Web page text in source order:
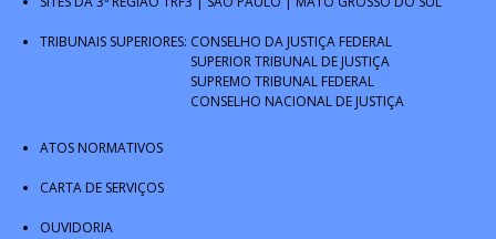
TRIBUNAIS SUPERIORES: CONSELHO DA JUSTIÇA FEDERAL
SUPERIOR TRIBUNAL DE JUSTIÇA
SUPREMO TRIBUNAL FEDERAL
CONSELHO NACIONAL DE JUSTIÇA
ATOS NORMATIVOS
CARTA DE SERVIÇOS
OUVIDORIA